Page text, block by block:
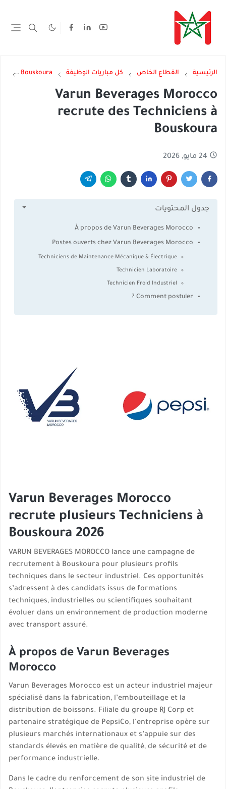
الرئيسية القطاع الخاص كل مباريات الوظيفة Bouskoura
Varun Beverages Morocco
recrute des Techniciens à
Bouskoura
24 مايو, 2026
جدول المحتويات
À propos de Varun Beverages Morocco
Postes ouverts chez Varun Beverages Morocco
Techniciens de Maintenance Mécanique & Électrique
Technicien Laboratoire
Technicien Froid Industriel
Comment postuler ?
Varun Beverages Morocco
recrute plusieurs Techniciens à
Bouskoura 2026
VARUN BEVERAGES MOROCCO lance une campagne de
recrutement à Bouskoura pour plusieurs profils
techniques dans le secteur industriel. Ces opportunités
s’adressent à des candidats issus de formations
techniques, industrielles ou scientifiques souhaitant
évoluer dans un environnement de production moderne
avec transport assuré.
À propos de Varun Beverages
Morocco
Varun Beverages Morocco est un acteur industriel majeur
spécialisé dans la fabrication, l’embouteillage et la
distribution de boissons. Filiale du groupe RJ Corp et
partenaire stratégique de PepsiCo, l’entreprise opère sur
plusieurs marchés internationaux et s’appuie sur des
standards élevés en matière de qualité, de sécurité et de
performance industrielle.
Dans le cadre du renforcement de son site industriel de